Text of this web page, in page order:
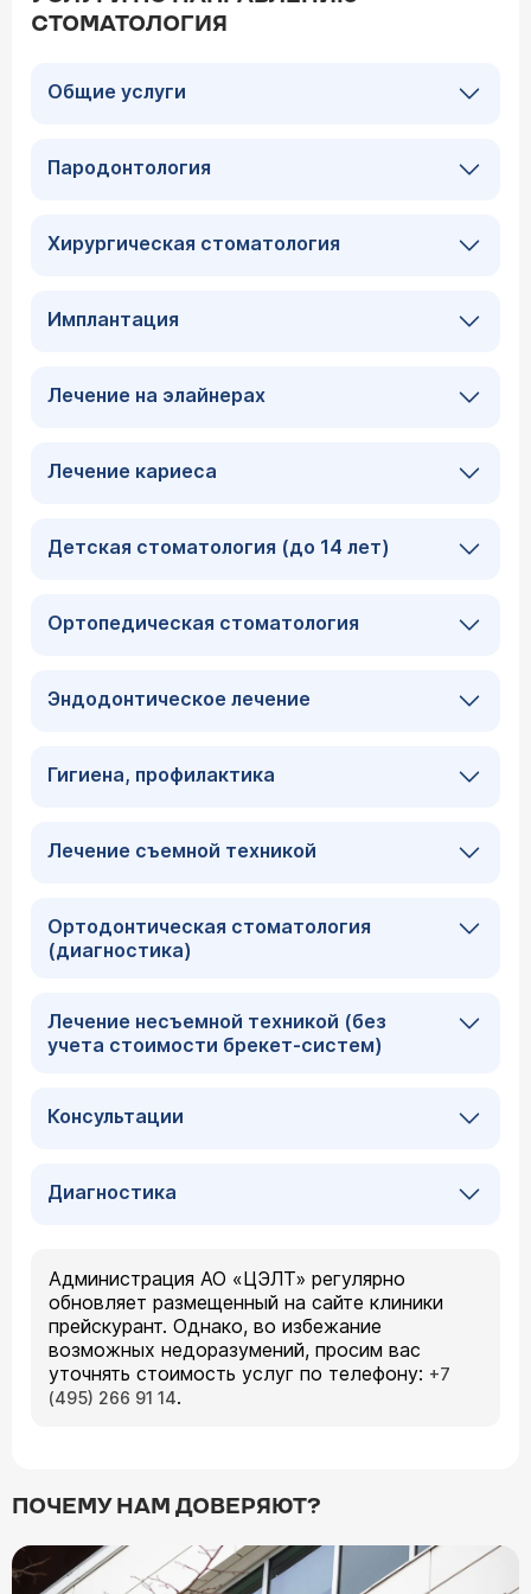
СТОМАТОЛОГИЯ
Общие услуги
Пародонтология
Хирургическая стоматология
Имплантация
Лечение на элайнерах
Лечение кариеса
Детская стоматология (до 14 лет)
Ортопедическая стоматология
Эндодонтическое лечение
Гигиена, профилактика
Лечение съемной техникой
Ортодонтическая стоматология
(диагностика)
Лечение несъемной техникой (без
учета стоимости брекет-систем)
Консультации
Диагностика
Администрация АО «ЦЭЛТ» регулярно
обновляет размещенный на сайте клиники
прейскурант. Однако, во избежание
возможных недоразумений, просим вас
уточнять стоимость услуг по телефону: +7
(495) 266 91 14.
ПОЧЕМУ НАМ ДОВЕРЯЮТ?